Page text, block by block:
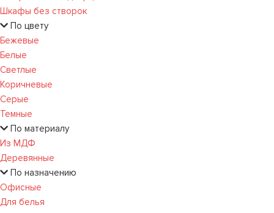
Шкафы без створок
По цвету
Бежевые
Белые
Светлые
Коричневые
Серые
Темные
По материалу
Из МДФ
Деревянные
По назначению
Офисные
Для белья